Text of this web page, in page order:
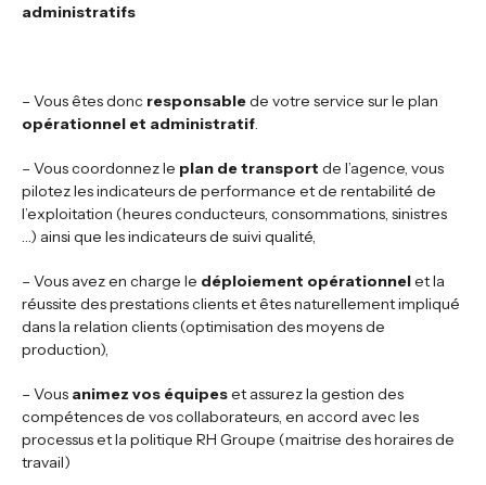
administratifs
– Vous êtes donc responsablede votre service sur le plan
opérationnel et administratif.
– Vous coordonnez le plan de transport de l’agence, vous
pilotez les indicateurs de performance et de rentabilité de
l’exploitation (heures conducteurs, consommations, sinistres
…) ainsi que les indicateurs de suivi qualité,
– Vous avez en charge le déploiement opérationnelet la
réussite des prestations clients et êtes naturellement impliqué
dans la relation clients (optimisation des moyens de
production),
– Vous animez vos équipeset assurez la gestion des
compétences de vos collaborateurs, en accord avec les
processus et la politique RH Groupe (maitrise des horaires de
travail)